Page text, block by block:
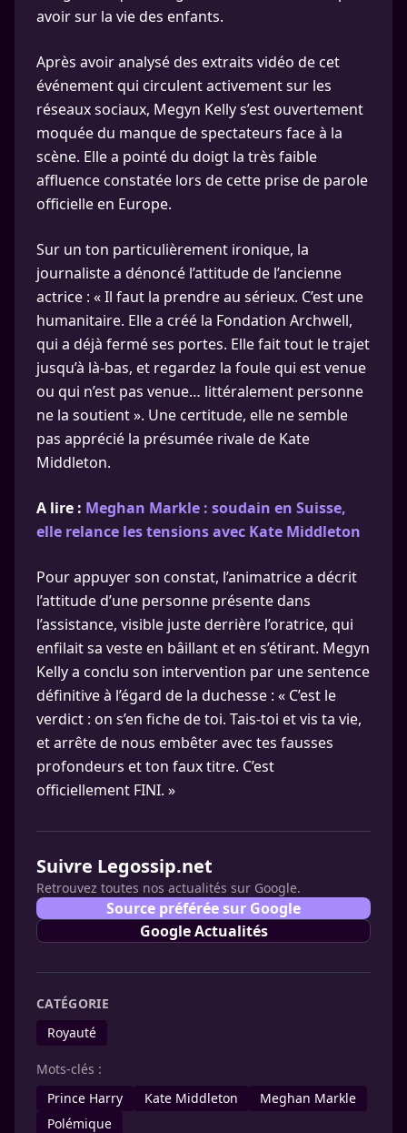
avoir sur la vie des enfants.
Après avoir analysé des extraits vidéo de cet
événement qui circulent activement sur les
réseaux sociaux, Megyn Kelly s’est ouvertement
moquée du manque de spectateurs face à la
scène. Elle a pointé du doigt la très faible
affluence constatée lors de cette prise de parole
officielle en Europe.
Sur un ton particulièrement ironique, la
journaliste a dénoncé l’attitude de l’ancienne
actrice : « Il faut la prendre au sérieux. C’est une
humanitaire. Elle a créé la Fondation Archwell,
qui a déjà fermé ses portes. Elle fait tout le trajet
jusqu’à là-bas, et regardez la foule qui est venue
ou qui n’est pas venue… littéralement personne
ne la soutient ». Une certitude, elle ne semble
pas apprécié la présumée rivale de Kate
Middleton.
A lire : Meghan Markle : soudain en Suisse,
elle relance les tensions avec Kate Middleton
Pour appuyer son constat, l’animatrice a décrit
l’attitude d’une personne présente dans
l’assistance, visible juste derrière l’oratrice, qui
enfilait sa veste en bâillant et en s’étirant. Megyn
Kelly a conclu son intervention par une sentence
définitive à l’égard de la duchesse : « C’est le
verdict : on s’en fiche de toi. Tais-toi et vis ta vie,
et arrête de nous embêter avec tes fausses
profondeurs et ton faux titre. C’est
officiellement FINI. »
Suivre Legossip.net
Retrouvez toutes nos actualités sur Google.
Source préférée sur Google
Google Actualités
CATÉGORIE
Royauté
Mots-clés :
Prince Harry
Kate Middleton
Meghan Markle
Polémique